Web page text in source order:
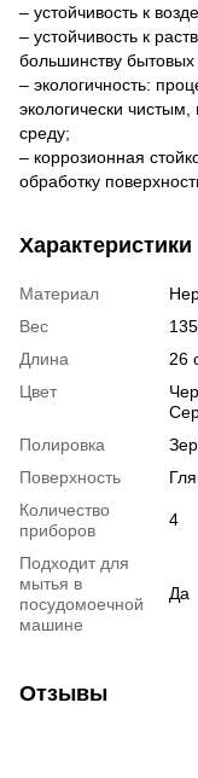
– устойчивость к
– устойчивость к
большинству
– экологичность:
экологически
среду;
– коррозионная
обработку
Характеристики
Материал
Вес
Длина
26
Цвет
Полировка
Поверхность
Количество
приборов
4
Подходит для
мытья в
посудомоечной
машине
Да
Отзывы